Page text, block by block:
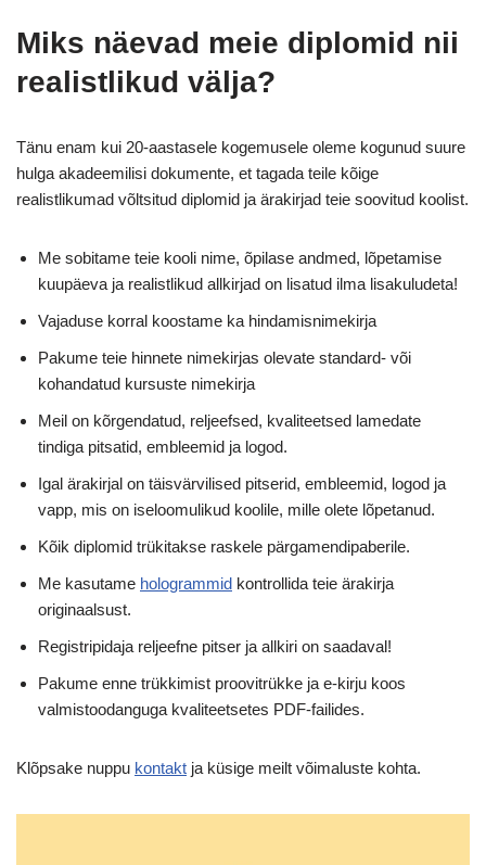
Miks näevad meie diplomid nii
realistlikud välja?
Tänu enam kui 20-aastasele kogemusele oleme kogunud suure
hulga akadeemilisi dokumente, et tagada teile kõige
realistlikumad võltsitud diplomid ja ärakirjad teie soovitud koolist.
Me sobitame teie kooli nime, õpilase andmed, lõpetamise
kuupäeva ja realistlikud allkirjad on lisatud ilma lisakuludeta!
Vajaduse korral koostame ka hindamisnimekirja
Pakume teie hinnete nimekirjas olevate standard- või
kohandatud kursuste nimekirja
Meil on kõrgendatud, reljeefsed, kvaliteetsed lamedate
tindiga pitsatid, embleemid ja logod.
Igal ärakirjal on täisvärvilised pitserid, embleemid, logod ja
vapp, mis on iseloomulikud koolile, mille olete lõpetanud.
Kõik diplomid trükitakse raskele pärgamendipaberile.
Me kasutame hologrammid kontrollida teie ärakirja
originaalsust.
Registripidaja reljeefne pitser ja allkiri on saadaval!
Pakume enne trükkimist proovitrükke ja e-kirju koos
valmistoodanguga kvaliteetsetes PDF-failides.
Klõpsake nuppu kontakt ja küsige meilt võimaluste kohta.